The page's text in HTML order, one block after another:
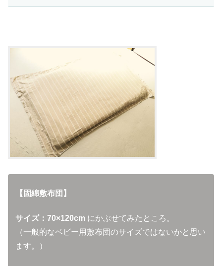
【固綿敷布団】
サイズ：70×120cm にかぶせてみたところ。
（一般的なベビー用敷布団のサイズではないかと思い
ます。）